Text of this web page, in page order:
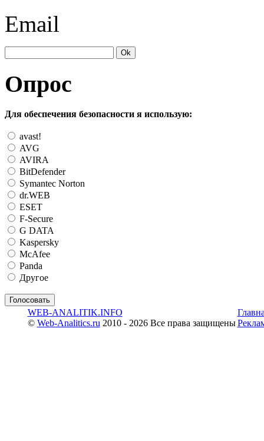
Email
Опрос
Для обеспечения безопасности я использую:
avast!
AVG
AVIRA
BitDefender
Symantec Norton
dr.WEB
ESET
F-Secure
G DATA
Kaspersky
McAfee
Panda
Другое
WEB-ANALITIK.INFO
© Web-Analitics.ru 2010 - 2026 Все права защищены